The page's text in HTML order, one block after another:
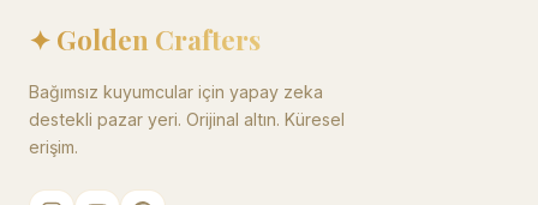
✦ Golden Crafters
Bağımsız kuyumcular için yapay zeka
destekli pazar yeri. Orijinal altın. Küresel
erişim.